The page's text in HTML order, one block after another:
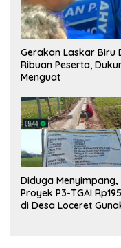
Gerakan Laskar Biru
Ribuan Peserta,
Menguat
Diduga Menyimpang,
Proyek P3-TGAI
di Desa Loceret